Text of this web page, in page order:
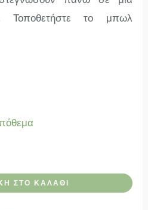
Τοποθετήστε το μπωλ
ΣΤΟ ΚΑΛΆΘΙ